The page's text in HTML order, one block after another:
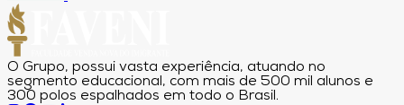
O Grupo, possui vasta experiência, atuando no
segmento educacional, com mais de 500 mil alunos e
300 polos espalhados em todo o Brasil.